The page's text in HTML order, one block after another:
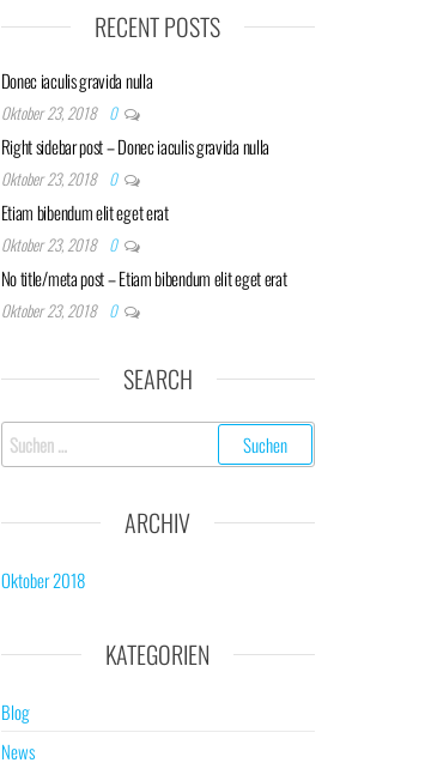
RECENT POSTS
Donec iaculis gravida nulla
Oktober 23, 2018 0
Right sidebar post – Donec iaculis gravida nulla
Oktober 23, 2018 0
Etiam bibendum elit eget erat
Oktober 23, 2018 0
No title/meta post – Etiam bibendum elit eget erat
Oktober 23, 2018 0
SEARCH
Suchen
nach:
ARCHIV
Oktober 2018
KATEGORIEN
Blog
News